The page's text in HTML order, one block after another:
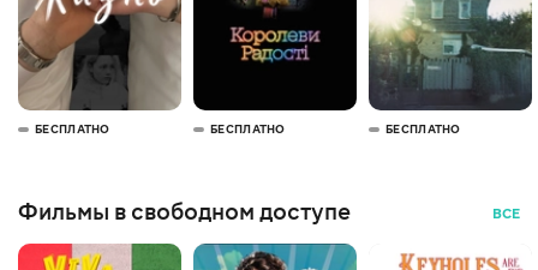
БЕСПЛАТНО БЕСПЛАТНО БЕСПЛАТНО
Фильмы в свободном доступе ВСЕ